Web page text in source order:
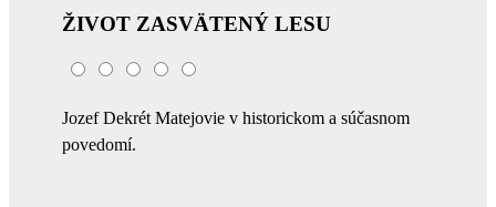
ŽIVOT ZASVÄTENÝ LESU
Jozef Dekrét Matejovie v historickom a súčasnom
povedomí.